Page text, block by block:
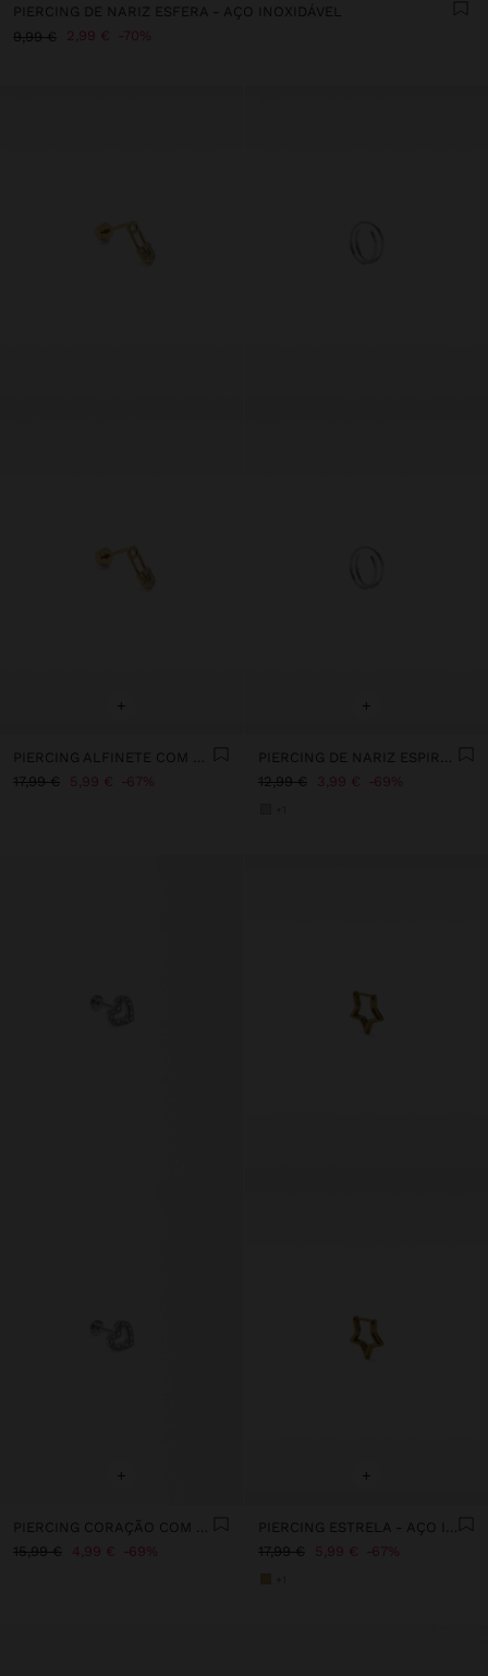
PIERCING DE NARIZ ESFERA - AÇO INOXIDÁVEL
9,99 €
2,99 € 70%
+
17,99 €
5,99 € 67%
+
12,99 €
3,99 € 69%
+
PIERCING CORAÇÃO COM ZIRCÓNIAS - AÇO INOXIDÁVEL
15,99 €
4,99 € 69%
+
PIERCING ESTRELA - AÇO INOXIDÁVEL
17,99 €
5,99 € 67%